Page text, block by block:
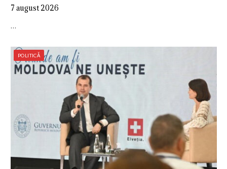
7 august 2026
…
POLITICĂ